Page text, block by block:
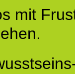
mit